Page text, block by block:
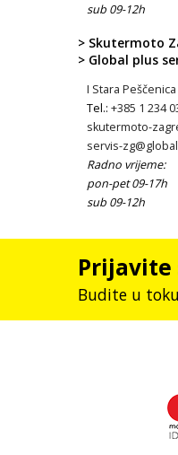
sub 09-12h
> Skutermoto
> Global plus
I Stara Peščenica
Tel.: +385 1 234
skutermoto-
servis-
Radno vrijeme:
pon-pet 09-17h
sub 09-12h
Prijavite
Budite u